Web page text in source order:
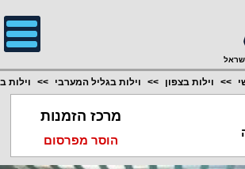
וילות בצפון וילות בגליל המערבי וילות
מרכז הזמנות
הוסר מפרסום